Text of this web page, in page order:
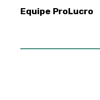
Equipe ProLucro